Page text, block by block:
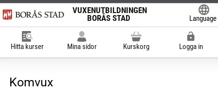
VUXENUTBILDNINGEN
BORÅS STAD
Language
Hitta kurser Mina sidor Kurskorg Logga in
Komvux